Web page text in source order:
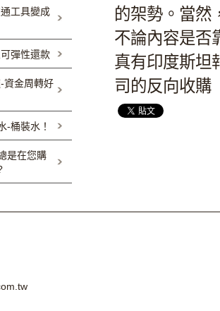
的架勢。當然
不論內容是否
真有印度斯坦
司的反向收購
工具變成
彈性還款
資金周轉好
-桶裝水！
是在您購